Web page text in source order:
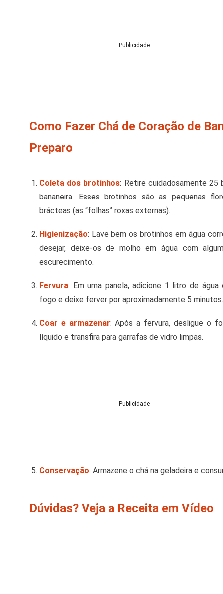
Publicidade
Como Fazer Chá de Coração de
Preparo
Coleta dos brotinhos: Retire cuidadosamente 25
bananeira.
Esses brotinhos são as pequenas
brácteas (as “folhas” roxas externas).
Higienização: Lave bem os brotinhos em água
desejar, deixe-os de molho em água com
escurecimento.
Fervura: Em uma panela, adicione 1 litro de
fogo e deixe ferver por aproximadamente 5 minutos.
Coar e armazenar: Após a fervura, desligue o
líquido e transfira para garrafas de vidro limpas.
Publicidade
Conservação: Armazene o chá na geladeira e
Dúvidas? Veja a Receita em Vídeo